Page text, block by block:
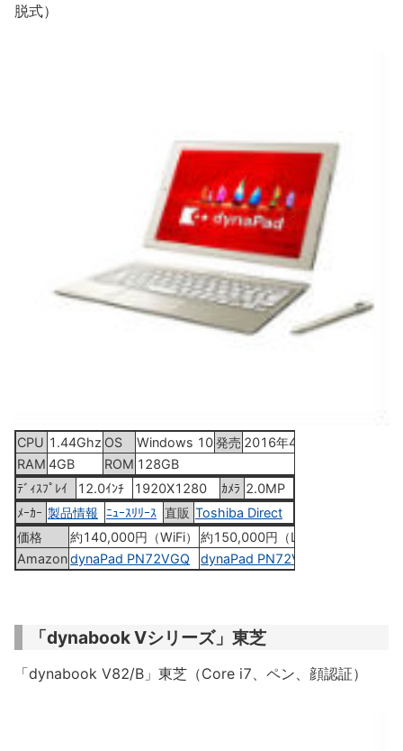
脱式）
CPU 1.44Ghz OS Windows 10発売 2016年4月22日
RAM 4GB ROM 128GB
ﾃﾞｨｽﾌﾟﾚｲ
12.0ｲﾝﾁ 1920X1280 ｶﾒﾗ 2.0MP
ﾒｰｶｰ 製品情報 ﾆｭｰｽﾘﾘｰｽ 直販 Toshiba Direct
価格
約140,000円（WiFi）
約150,000円（LTE）
AmazondynaPad PN72VGQ dynaPad PN72VGP
「dynabook Vシリーズ」東芝
「dynabook V82/B」東芝（Core i7、ペン、顔認証）